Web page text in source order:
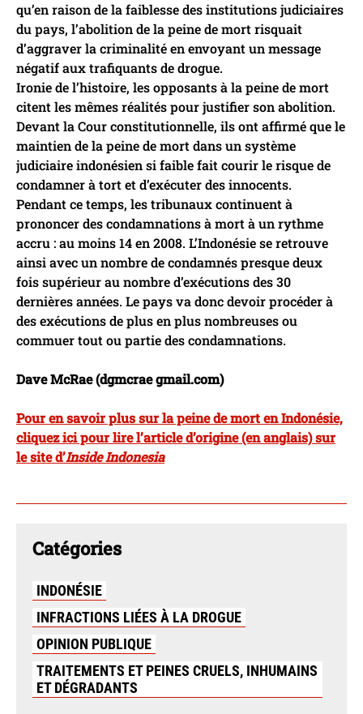
qu’en raison de la faiblesse des institutions judiciaires
du pays, l’abolition de la peine de mort risquait
d’aggraver la criminalité en envoyant un message
négatif aux trafiquants de drogue.
Ironie de l’histoire, les opposants à la peine de mort
citent les mêmes réalités pour justifier son abolition.
Devant la Cour constitutionnelle, ils ont affirmé que le
maintien de la peine de mort dans un système
judiciaire indonésien si faible fait courir le risque de
condamner à tort et d’exécuter des innocents.
Pendant ce temps, les tribunaux continuent à
prononcer des condamnations à mort à un rythme
accru : au moins 14 en 2008. L’Indonésie se retrouve
ainsi avec un nombre de condamnés presque deux
fois supérieur au nombre d’exécutions des 30
dernières années. Le pays va donc devoir procéder à
des exécutions de plus en plus nombreuses ou
commuer tout ou partie des condamnations.
Dave McRae (dgmcrae gmail.com)
Pour en savoir plus sur la peine de mort en Indonésie,
cliquez ici pour lire l’article d’origine (en anglais) sur
le site d’Inside Indonesia
Catégories
INDONÉSIE
INFRACTIONS LIÉES À LA DROGUE
OPINION PUBLIQUE
TRAITEMENTS ET PEINES CRUELS, INHUMAINS
ET DÉGRADANTS